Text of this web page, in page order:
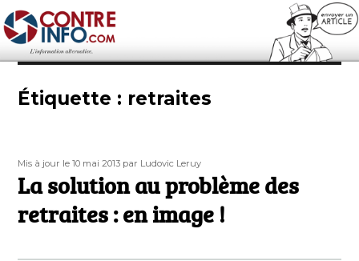
Contre-Info
Étiquette : retraites
Publié
le
Mis à jour le 10 mai 2013 Auteur
par Ludovic Leruy
La solution au problème des
retraites : en image !